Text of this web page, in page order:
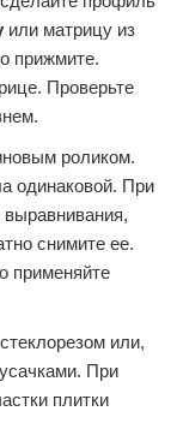
или матрицу из
прижмите.
Проверьте
роликом.
одинаковой. При
снимите ее.
применяйте
или,
При
плитки